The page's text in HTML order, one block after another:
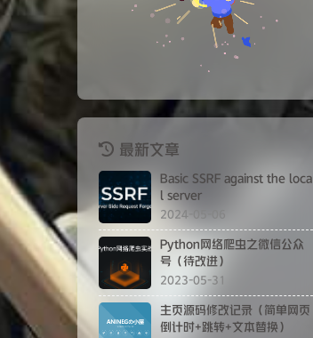
最新文章
Basic SSRF against the loca
l server
2024-05-06
Python网络爬虫之微信公众
号（待改进）
2023-05-31
主页源码修改记录（简单网页
倒计时+跳转+文本替换）